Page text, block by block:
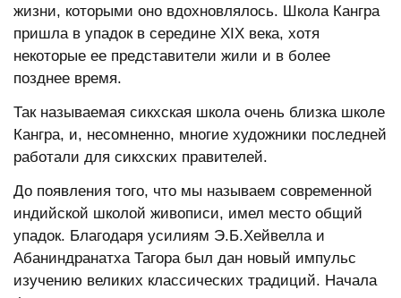
жизни, которыми оно вдохновлялось. Школа Кангра
пришла в упадок в середине ХIХ века, хотя
некоторые ее представители жили и в более
позднее время.
Так называемая сикхская школа очень близка школе
Кангра, и, несомненно, многие художники последней
работали для сикхских правителей.
До появления того, что мы называем современной
индийской школой живописи, имел место общий
упадок. Благодаря усилиям Э.Б.Хейвелла и
Абаниндранатха Тагора был дан новый импульс
изучению великих классических традиций. Начала